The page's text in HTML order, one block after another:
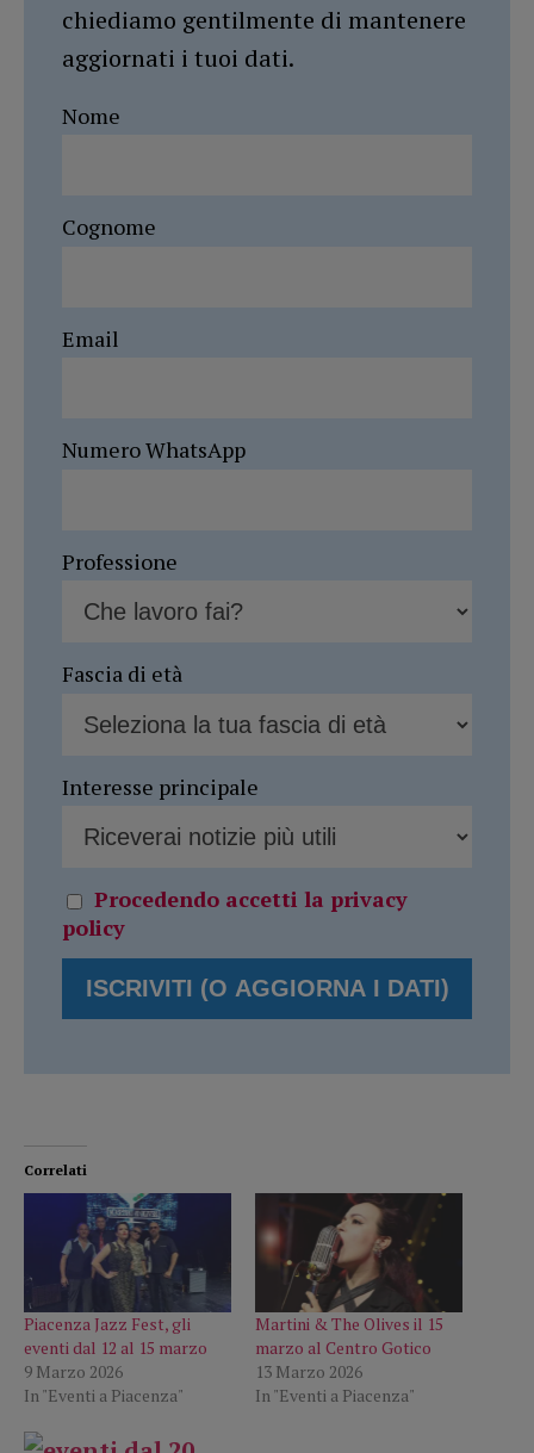
chiediamo gentilmente di mantenere
aggiornati i tuoi dati.
Nome
Cognome
Email
Numero WhatsApp
Professione
Fascia di età
Interesse principale
Procedendo accetti la privacy
policy
Correlati
Piacenza Jazz Fest, gli
eventi dal 12 al 15 marzo
9 Marzo 2026
In "Eventi a Piacenza"
Martini & The Olives il 15
marzo al Centro Gotico
13 Marzo 2026
In "Eventi a Piacenza"